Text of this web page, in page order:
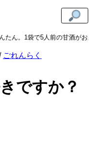
。1袋で5人前の甘酒がお楽し
ごれんらく
ですか？